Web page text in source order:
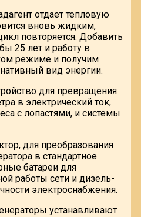
отдает тепловую
вновь жидким,
повторяется. Добавить
25 лет и работу в
режиме и получим
вид энергии.
для превращения
в электрический ток,
с лопастями, и системы
для преобразования
в стандартное
батареи для
работы сети и дизель-
электроснабжения.
устанавливают